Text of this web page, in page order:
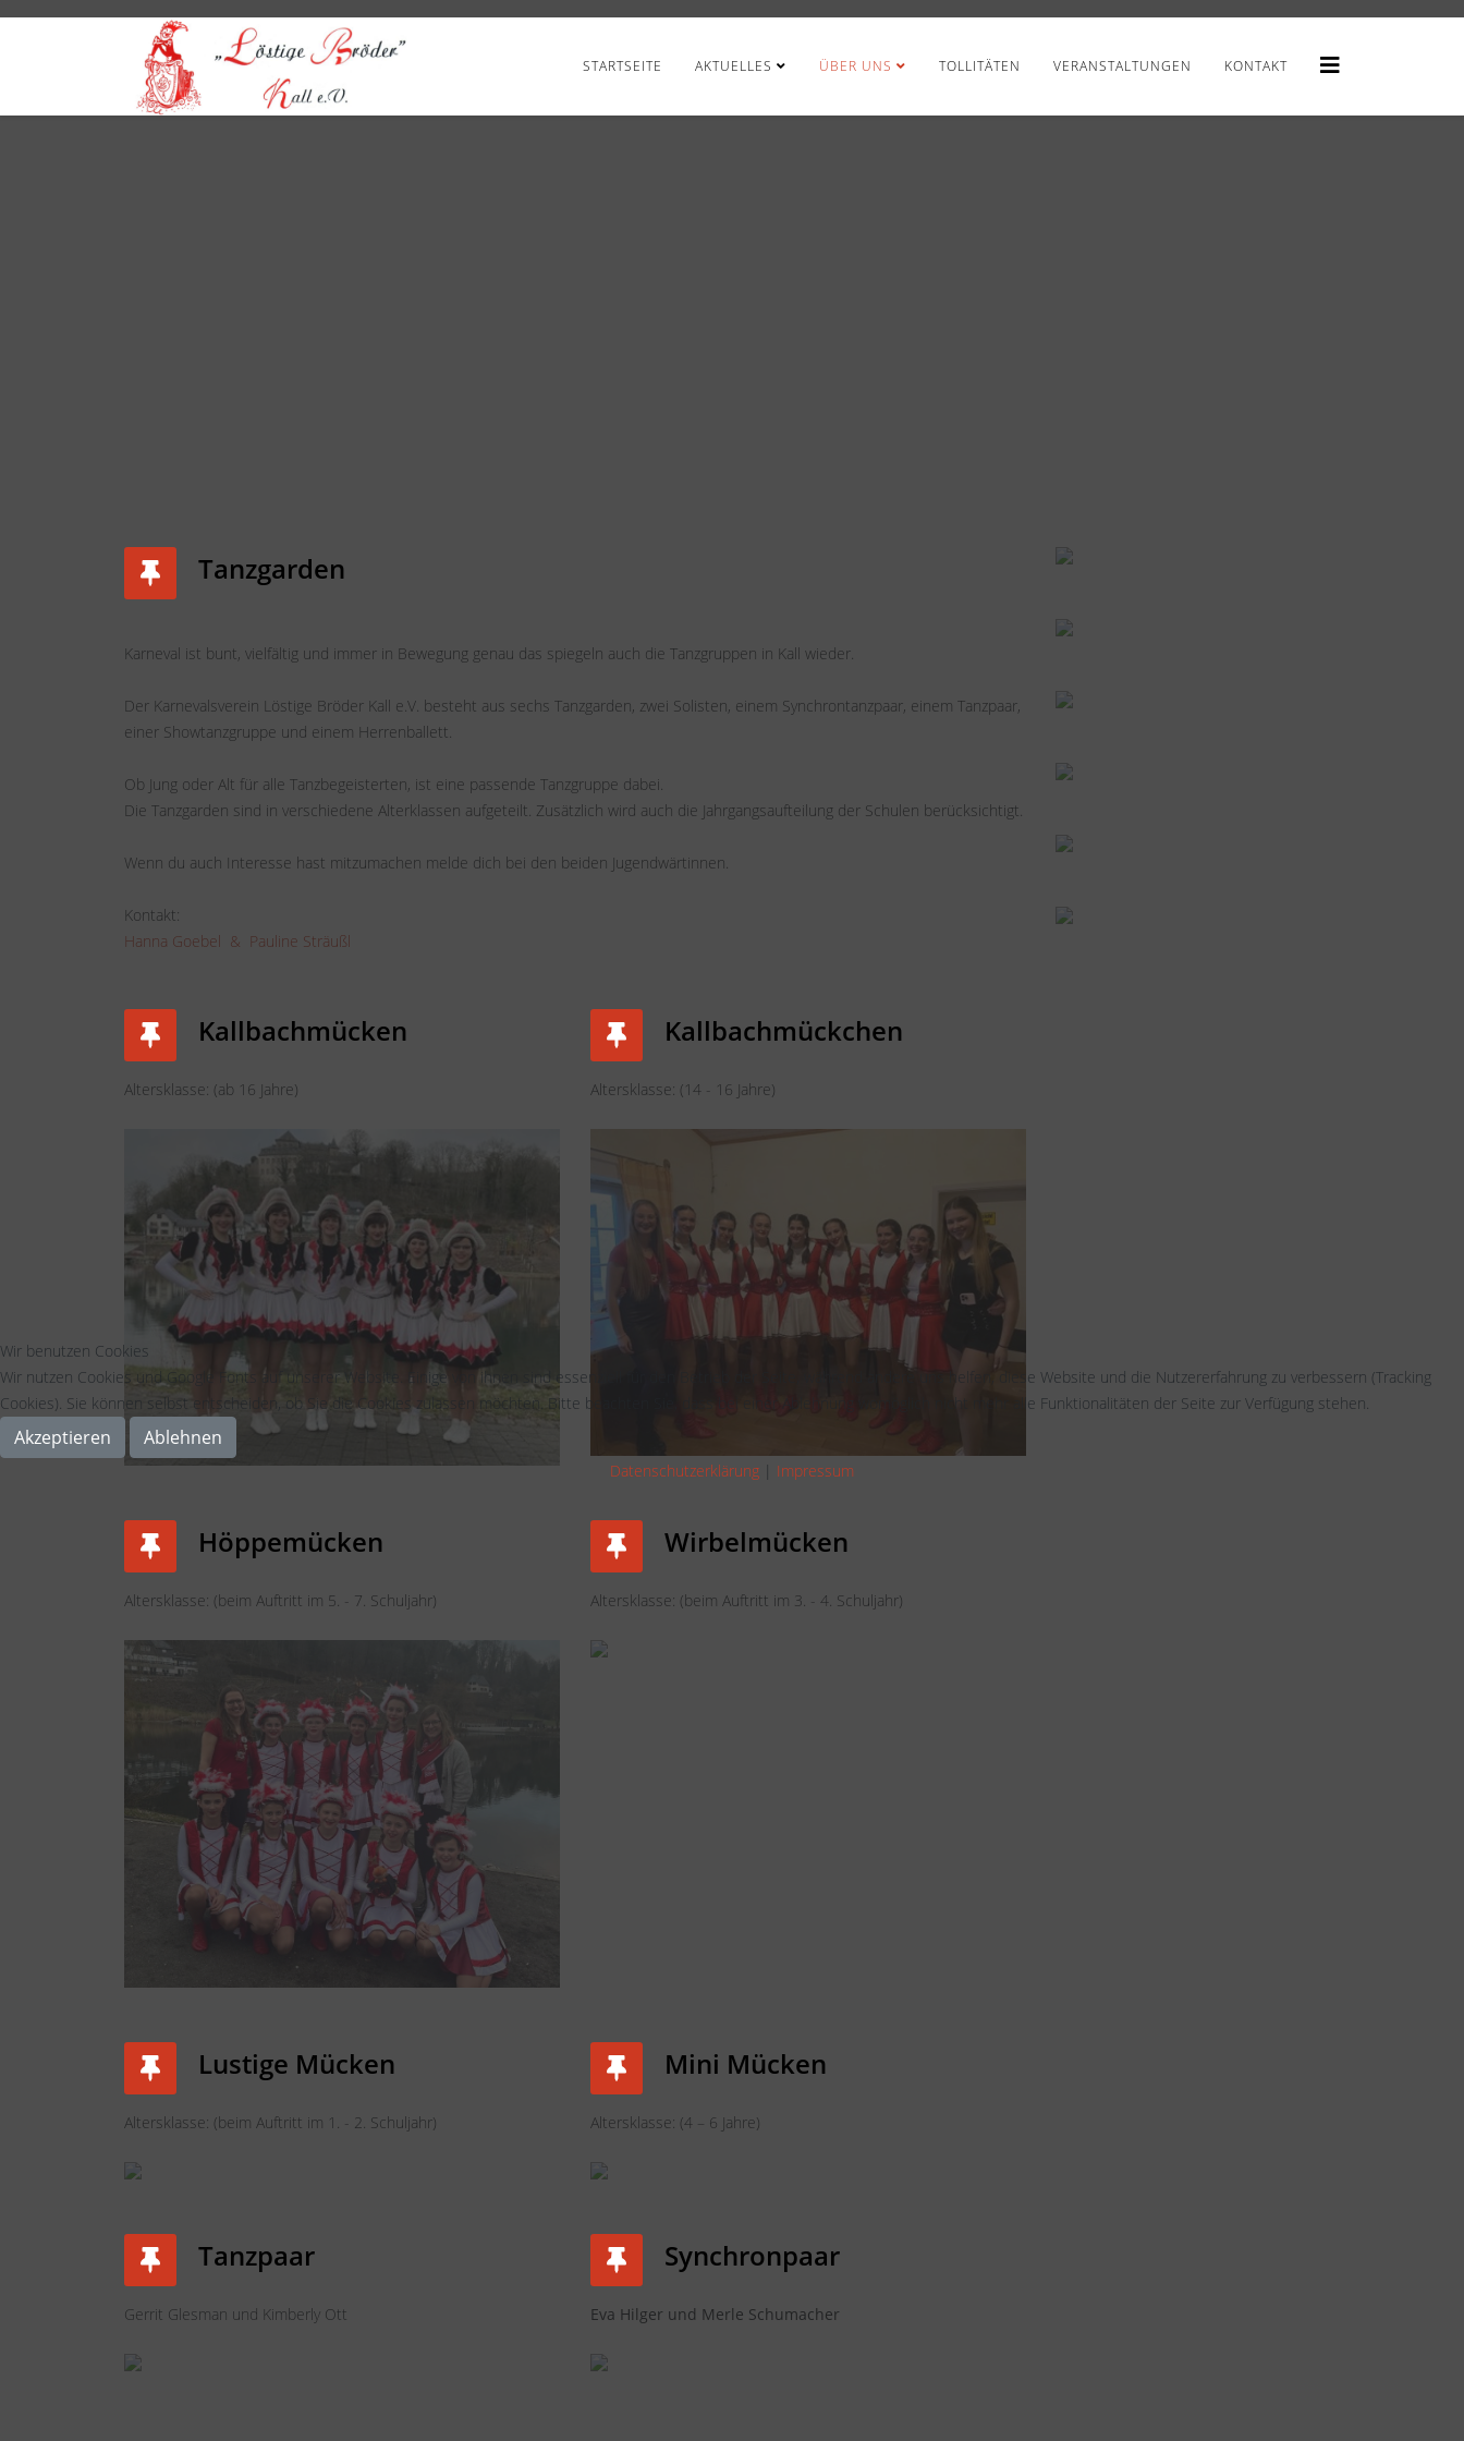
STARTSEITE AKTUELLES ÜBER UNS TOLLITÄTEN VERANSTALTUNGEN KONTAKT
Tanzgarden
Karneval ist bunt, vielfältig und immer in Bewegung genau das spiegeln auch die Tanzgruppen in Kall wieder.
Der Karnevalsverein Löstige Bröder Kall e.V. besteht aus sechs Tanzgarden, zwei Solisten, einem Synchrontanzpaar, einem Tanzpaar,
einer Showtanzgruppe und einem Herrenballett.
Ob Jung oder Alt für alle Tanzbegeisterten, ist eine passende Tanzgruppe dabei.
Die Tanzgarden sind in verschiedene Alterklassen aufgeteilt. Zusätzlich wird auch die Jahrgangsaufteilung der Schulen berücksichtigt.
Wenn du auch Interesse hast mitzumachen melde dich bei den beiden Jugendwärtinnen.
Kontakt:
Hanna Goebel & Pauline Sträußl
Kallbachmücken
Altersklasse: (ab 16 Jahre)
Kallbachmückchen
Altersklasse: (14 - 16 Jahre)
Höppemücken
Altersklasse: (beim Auftritt im 5. - 7. Schuljahr)
Wirbelmücken
Altersklasse: (beim Auftritt im 3. - 4. Schuljahr)
Lustige Mücken
Altersklasse: (beim Auftritt im 1. - 2. Schuljahr)
Mini Mücken
Altersklasse: (4 – 6 Jahre)
Tanzpaar
Gerrit Glesman und Kimberly Ott
Synchronpaar
Eva Hilger und Merle Schumacher
Wir benutzen Cookies
Wir nutzen Cookies und Google Fonts auf unserer Website. Einige von ihnen sind essenziell für den Betrieb der Seite, während andere uns helfen, diese Website und die Nutzererfahrung zu verbessern (Tracking
Cookies). Sie können selbst entscheiden, ob Sie die Cookies zulassen möchten. Bitte beachten Sie, dass bei einer Ablehnung womöglich nicht mehr alle Funktionalitäten der Seite zur Verfügung stehen.
Akzeptieren Ablehnen
Datenschutzerklärung | Impressum